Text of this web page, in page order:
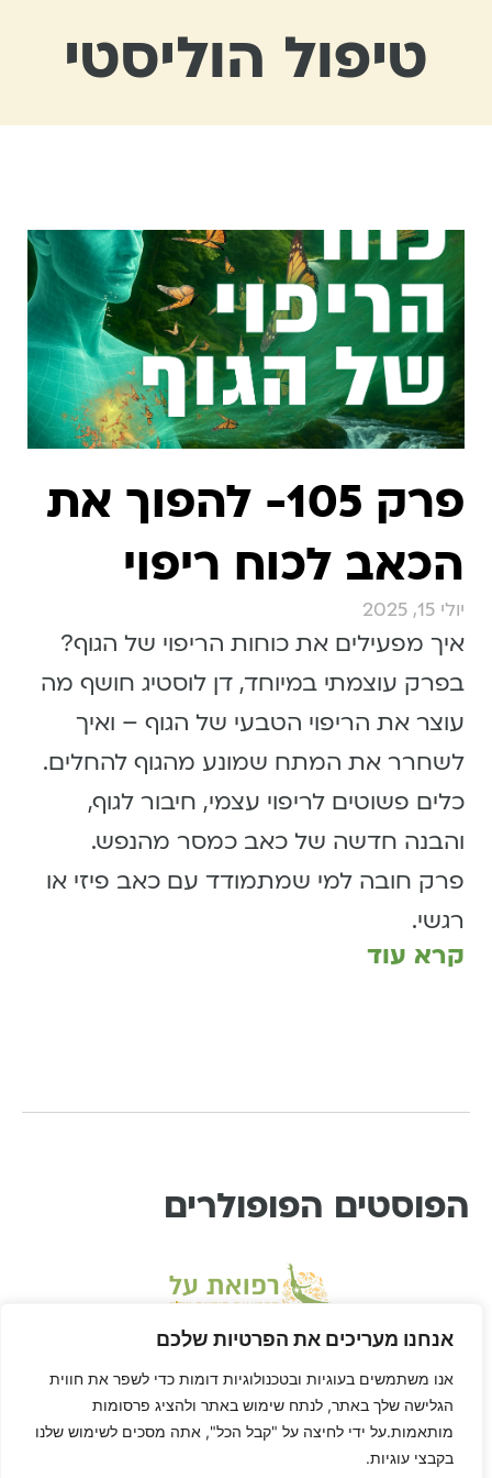
אנחנו מעריכים את הפרטיות שלכם
אנו משתמשים בעוגיות ובטכנולוגיות דומות כדי לשפר את חווית
הגלישה שלך באתר, לנתח שימוש באתר ולהציג פרסומות
מותאמות.על ידי לחיצה על "קבל הכל", אתה מסכים לשימוש שלנו
בקבצי עוגיות.
טיפול הוליסטי
פרק 105- להפוך את
הכאב לכוח ריפוי
יולי 15, 2025
איך מפעילים את כוחות הריפוי של הגוף?
בפרק עוצמתי במיוחד, דן לוסטיג חושף מה
עוצר את הריפוי הטבעי של הגוף – ואיך
לשחרר את המתח שמונע מהגוף להחלים.
כלים פשוטים לריפוי עצמי, חיבור לגוף,
והבנה חדשה של כאב כמסר מהנפש.
פרק חובה למי שמתמודד עם כאב פיזי או
רגשי.
קרא עוד
הפוסטים הפופולרים
* דיסקליימר: דן הוא לא רופא ורפואת-על היא שיטה בתחום הרפואה המשלימה, ולא